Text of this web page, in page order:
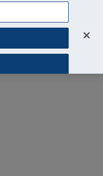
Accedi all'area riservata